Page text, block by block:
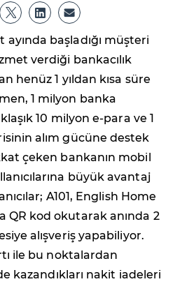
ayında başladığı müşteri
verdiği bankacılık
henüz 1 yıldan kısa süre
1 milyon banka
10 milyon e-para ve 1
alım gücüne destek
çeken bankanın mobil
büyük avantaj
A101, English Home
QR kod okutarak anında 2
alışveriş yapabiliyor.
ile bu noktalardan
kazandıkları nakit iadeleri